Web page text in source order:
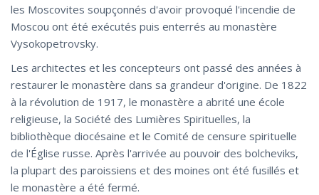
les Moscovites soupçonnés d'avoir provoqué l'incendie de
Moscou ont été exécutés puis enterrés au monastère
Vysokopetrovsky.
Les architectes et les concepteurs ont passé des années à
restaurer le monastère dans sa grandeur d'origine. De 1822
à la révolution de 1917, le monastère a abrité une école
religieuse, la Société des Lumières Spirituelles, la
bibliothèque diocésaine et le Comité de censure spirituelle
de l'Église russe. Après l'arrivée au pouvoir des bolcheviks,
la plupart des paroissiens et des moines ont été fusillés et
le monastère a été fermé.